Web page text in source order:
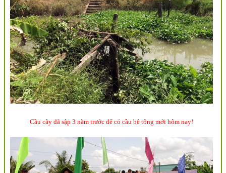
Cầu cây đã sập 3 năm trước để có cầu bê tông mới hôm nay!